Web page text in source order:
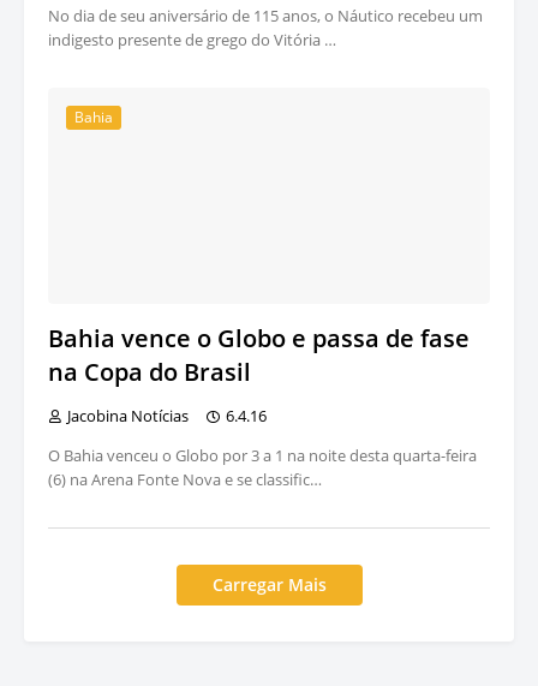
No dia de seu aniversário de 115 anos, o Náutico recebeu um
indigesto presente de grego do Vitória …
Bahia
Bahia vence o Globo e passa de fase
na Copa do Brasil
Jacobina Notícias
6.4.16
O Bahia venceu o Globo por 3 a 1 na noite desta quarta-feira
(6) na Arena Fonte Nova e se classific…
Carregar Mais